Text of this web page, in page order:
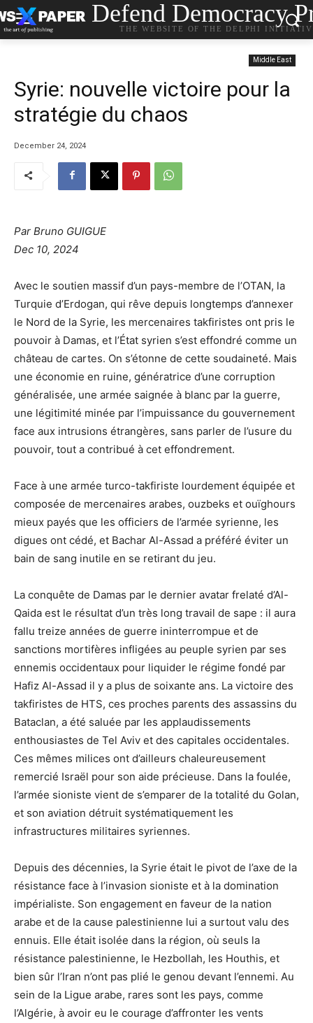
Defend Democracy
THE WEBSITE OF THE DELPHI
Middle East
Syrie: nouvelle victoire pour la
stratégie du chaos
December 24, 2024
Par Bruno GUIGUE
Dec 10, 2024
Avec le soutien massif d’un pays-membre de l’OTAN, la
Turquie d’Erdogan, qui rêve depuis longtemps d’annexer
le Nord de la Syrie, les mercenaires takfiristes ont pris le
pouvoir à Damas, et l’État syrien s’est effondré comme un
château de cartes. On s’étonne de cette soudaineté. Mais
une économie en ruine, génératrice d’une corruption
généralisée, une armée saignée à blanc par la guerre,
une légitimité minée par l’impuissance du gouvernement
face aux intrusions étrangères, sans parler de l’usure du
pouvoir, tout a contribué à cet effondrement.
Face à une armée turco-takfiriste lourdement équipée et
composée de mercenaires arabes, ouzbeks et ouïghours
mieux payés que les officiers de l’armée syrienne, les
digues ont cédé, et Bachar Al-Assad a préféré éviter un
bain de sang inutile en se retirant du jeu.
La conquête de Damas par le dernier avatar frelaté d’Al-
Qaida est le résultat d’un très long travail de sape : il aura
fallu treize années de guerre ininterrompue et de
sanctions mortifères infligées au peuple syrien par ses
ennemis occidentaux pour liquider le régime fondé par
Hafiz Al-Assad il y a plus de soixante ans. La victoire des
takfiristes de HTS, ces proches parents des assassins du
Bataclan, a été saluée par les applaudissements
enthousiastes de Tel Aviv et des capitales occidentales.
Ces mêmes milices ont d’ailleurs chaleureusement
remercié Israël pour son aide précieuse. Dans la foulée,
l’armée sioniste vient de s’emparer de la totalité du Golan,
et son aviation détruit systématiquement les
infrastructures militaires syriennes.
Depuis des décennies, la Syrie était le pivot de l’axe de la
résistance face à l’invasion sioniste et à la domination
impérialiste. Son engagement en faveur de la nation
arabe et de la cause palestinienne lui a surtout valu des
ennuis. Elle était isolée dans la région, où seuls la
résistance palestinienne, le Hezbollah, les Houthis, et
bien sûr l’Iran n’ont pas plié le genou devant l’ennemi. Au
sein de la Ligue arabe, rares sont les pays, comme
l’Algérie, à avoir eu le courage d’affronter les vents